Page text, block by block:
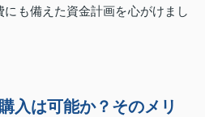
も備えた資金計画を心がけまし
入は可能か？そのメリ